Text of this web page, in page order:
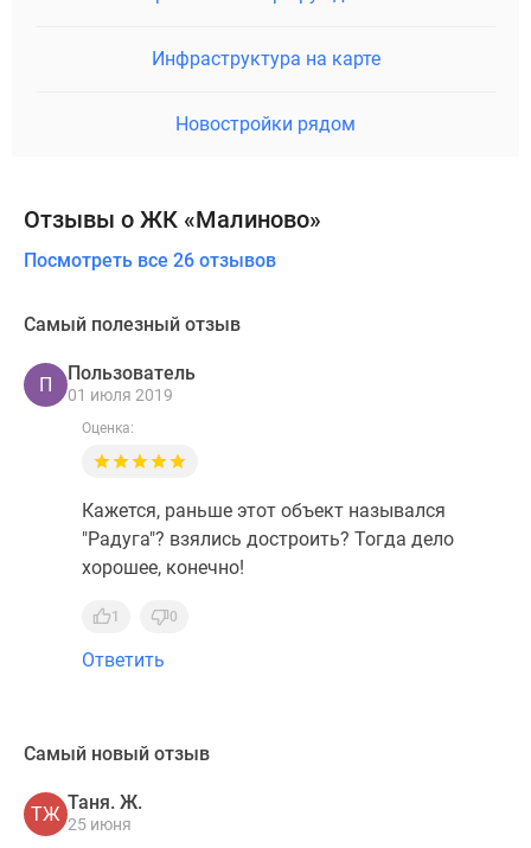
Инфраструктура на карте
Новостройки рядом
Отзывы о ЖК «Малиново»
Посмотреть все 26 отзывов
Самый полезный отзыв
П
Пользователь
01 июля 2019
Оценка:
Кажется, раньше этот объект назывался
"Радуга"? взялись достроить? Тогда дело
хорошее, конечно!
1 0
Ответить
Самый новый отзыв
ТЖ
Таня. Ж.
25 июня